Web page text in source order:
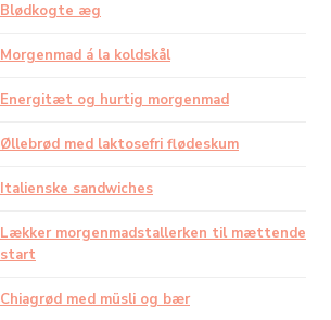
Blødkogte æg
Morgenmad á la koldskål
Energitæt og hurtig morgenmad
Øllebrød med laktosefri flødeskum
Italienske sandwiches
Lækker morgenmadstallerken til mættende
start
Chiagrød med müsli og bær